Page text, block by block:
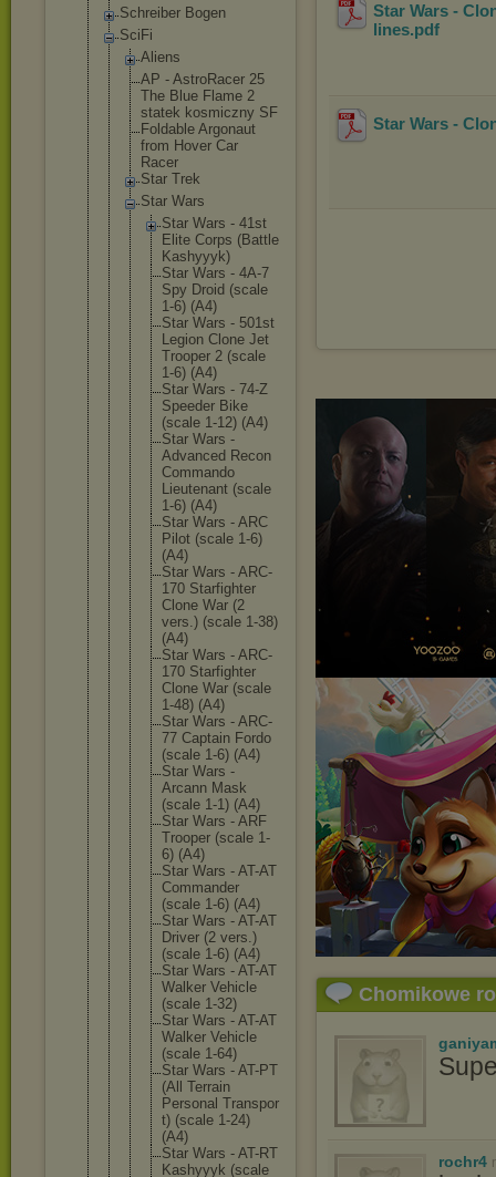
Schreiber Bogen
SciFi
Aliens
AP - AstroRacer 25
The Blue Flame 2
statek kosmiczny SF
Foldable Argonaut
from Hover Car
Racer
Star Trek
Star Wars
Star Wars - 41st
Elite Corps (Battle
Kashyyyk)
Star Wars - 4A-7
Spy Droid (scale
1-6) (A4)
Star Wars - 501st
Legion Clone Jet
Trooper 2 (scale
1-6) (A4)
Star Wars - 74-Z
Speeder Bike
(scale 1-12) (A4)
Star Wars -
Advanced Recon
Commando
Lieutenant (scale
1-6) (A4)
Star Wars - ARC
Pilot (scale 1-6)
(A4)
Star Wars - ARC-
170 Starfighter
Clone War (2
vers.) (scale 1-38)
(A4)
Star Wars - ARC-
170 Starfighter
Clone War (scale
1-48) (A4)
Star Wars - ARC-
77 Captain Fordo
(scale 1-6) (A4)
Star Wars -
Arcann Mask
(scale 1-1) (A4)
Star Wars - ARF
Trooper (scale 1-
6) (A4)
Star Wars - AT-AT
Commander
(scale 1-6) (A4)
Star Wars - AT-AT
Driver (2 vers.)
(scale 1-6) (A4)
Star Wars - AT-AT
Walker Vehicle
(scale 1-32)
Star Wars - AT-AT
Walker Vehicle
(scale 1-64)
Star Wars - AT-PT
(All Terrain
Personal Transpor
t) (scale 1-24)
(A4)
Star Wars - AT-RT
Kashyyyk (scale
Star Wars -
lines.pdf
Star Wars -
Chomikowe
rochr4